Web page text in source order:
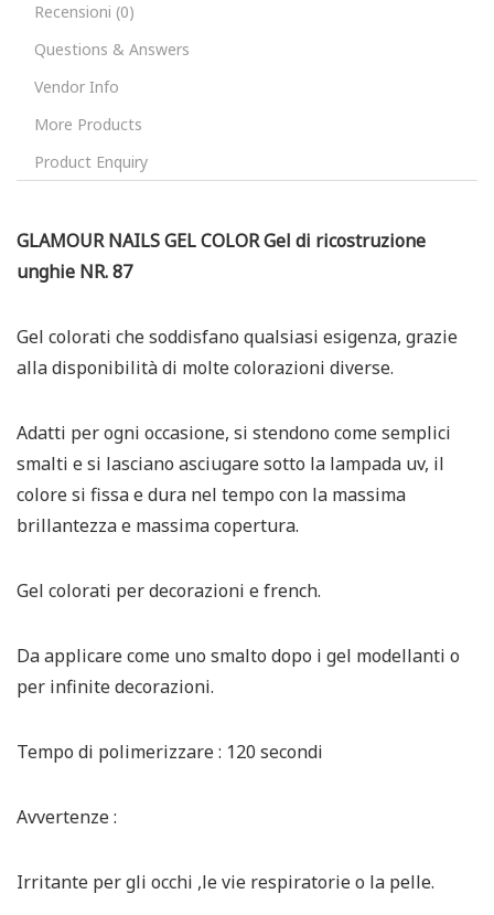
Recensioni (0)
Questions & Answers
Vendor Info
More Products
Product Enquiry
GLAMOUR NAILS GEL COLOR Gel di ricostruzione
unghie NR. 87
Gel colorati che soddisfano qualsiasi esigenza, grazie
alla disponibilità di molte colorazioni diverse.
Adatti per ogni occasione, si stendono come semplici
smalti e si lasciano asciugare sotto la lampada uv, il
colore si fissa e dura nel tempo con la massima
brillantezza e massima copertura.
Gel colorati per decorazioni e french.
Da applicare come uno smalto dopo i gel modellanti o
per infinite decorazioni.
Tempo di polimerizzare : 120 secondi
Avvertenze :
Irritante per gli occhi ,le vie respiratorie o la pelle.